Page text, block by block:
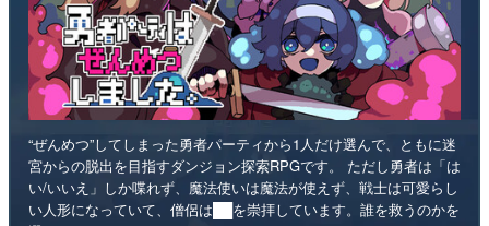
“ぜんめつ”してしまった勇者パーティから1人だけ選んで、ともに迷
宮からの脱出を目指すダンジョン探索RPGです。 ただし勇者は「は
い/いいえ」しか喋れず、魔法使いは魔法が使えず、戦士は可愛らし
い人形になっていて、僧侶は██を崇拝しています。誰を救うのかを